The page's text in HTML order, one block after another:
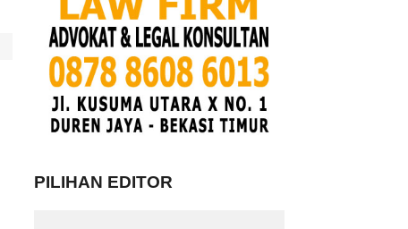
PILIHAN EDITOR